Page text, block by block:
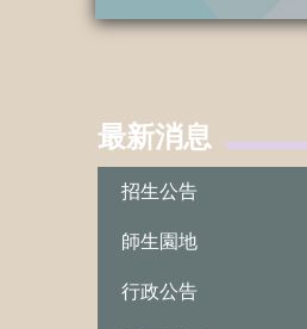
最新消息
招生公告
師生園地
行政公告